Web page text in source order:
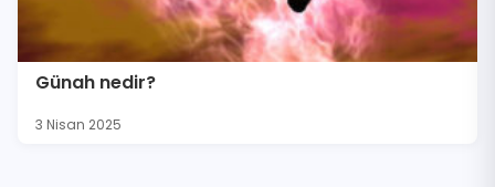
Günah nedir?
3 Nisan 2025